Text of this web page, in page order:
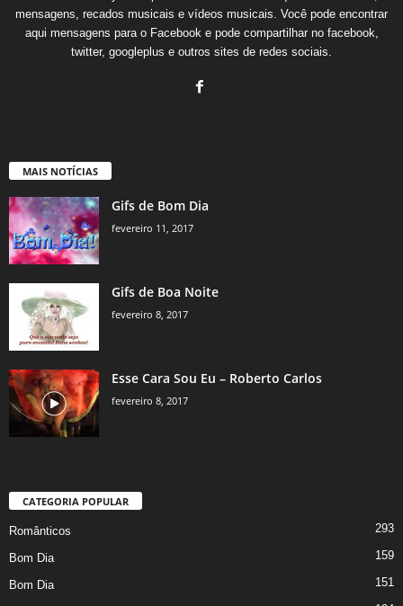
mensagens, recados musicais e vídeos musicais. Você pode encontrar
aqui mensagens para o Facebook e pode compartilhar no facebook,
twitter, googleplus e outros sites de redes sociais.
MAIS NOTÍCIAS
Gifs de Bom Dia
fevereiro 11, 2017
Gifs de Boa Noite
fevereiro 8, 2017
Esse Cara Sou Eu – Roberto Carlos
fevereiro 8, 2017
CATEGORIA POPULAR
Românticos 293
Bom Dia 159
Bom Dia 151